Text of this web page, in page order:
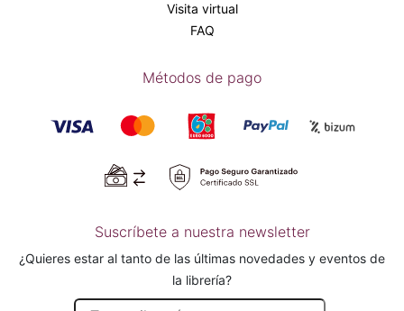
Visita virtual
FAQ
Métodos de pago
Suscríbete a nuestra newsletter
¿Quieres estar al tanto de las últimas novedades y eventos de
la librería?